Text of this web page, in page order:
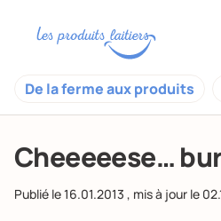
De la ferme aux produits
Cheeeeese…
Publié le16.01.2013 , mis à jour le